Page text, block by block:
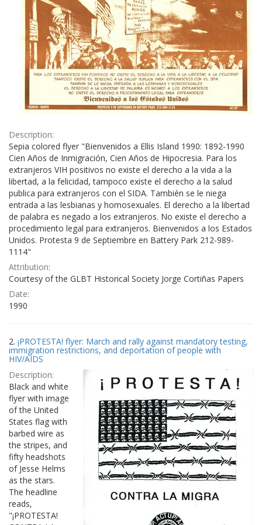
Description:
Sepia colored flyer "Bienvenidos a Ellis Island 1990: 1892-1990
Cien Años de Inmigración, Cien Años de Hipocresia. Para los
extranjeros VIH positivos no existe el derecho a la vida a la
libertad, a la felicidad, tampoco existe el derecho a la salud
publica para extranjeros con el SIDA. También se le niega
entrada a las lesbianas y homosexuales. El derecho a la libertad
de palabra es negado a los extranjeros. No existe el derecho a
procedimiento legal para extranjeros. Bienvenidos a los Estados
Unidos. Protesta 9 de Septiembre en Battery Park 212-989-
1114"
Attribution:
Courtesy of the GLBT Historical Society Jorge Cortiñas Papers
Date:
1990
2. ¡PROTESTA! flyer: March and rally against mandatory testing,
immigration restrictions, and deportation of people with
HIV/AIDS
Description:
Black and white
flyer with image
of the United
States flag with
barbed wire as
the stripes, and
fifty headshots
of Jesse Helms
as the stars.
The headline
reads,
"¡PROTESTA!